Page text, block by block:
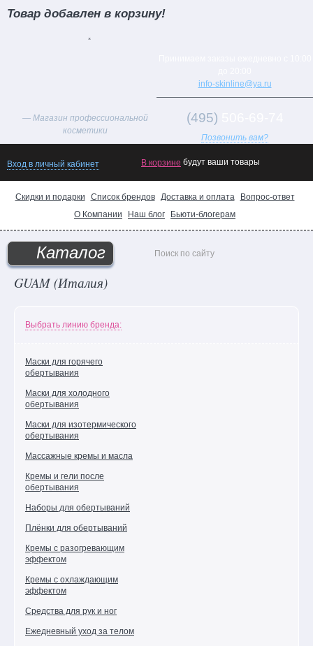
Товар добавлен в корзину!
×
— Магазин профессиональной
косметики
info-skinline@ya.ru
(495)
Позвонить вам?
Вход в личный кабинет В корзине будут ваши товары
Скидки и подарки Список брендов Доставка и оплата
Вопрос-ответ
О Компании
Наш блог Бьюти-блогерам
Хиты
Новинки
каталога
Поможем
выбрать
подарок!
Уход
лицом
Уход
телом
Уход
руками
Уход
Каталог
GUAM (Италия)
Выбрать линию бренда:
Маски для горячего
обертывания
Маски для холодного
обертывания
Маски для изотермического
обертывания
Массажные кремы и масла
Кремы и гели после
обертывания
Наборы для обертываний
Плёнки для обертываний
Кремы с разогревающим
эффектом
Кремы с охлаждающим
эффектом
Средства для рук и ног
Ежедневный уход за телом